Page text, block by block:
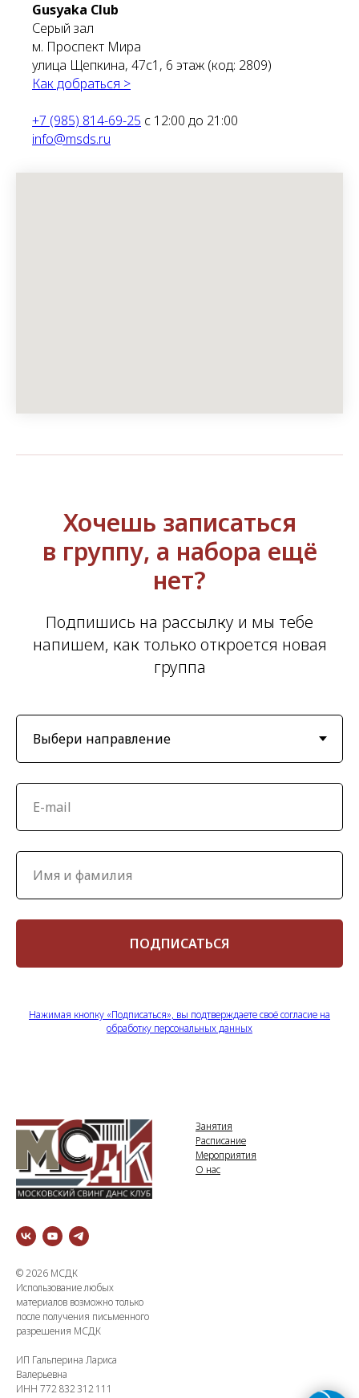
Gusyaka Club
Серый зал
м. Проспект Мира
улица Щепкина, 47с1, 6 этаж (код: 2809)
Как добраться >
+7 (985) 814-69-25 с 12:00 до 21:00
info@msds.ru
Хочешь записаться
в группу, а набора ещё
нет?
Подпишись на рассылку и мы тебе
напишем, как только откроется новая
группа
ПОДПИСАТЬСЯ
Нажимая кнопку «Подписаться», вы подтверждаете своё согласие на
обработку персональных данных
© 2026 МСДК
Использование любых
материалов возможно только
после получения письменного
разрешения МСДК
ИП Гальперина Лариса
Валерьевна
ИНН 772 832 312 111
Занятия
Расписание
Мероприятия
О нас